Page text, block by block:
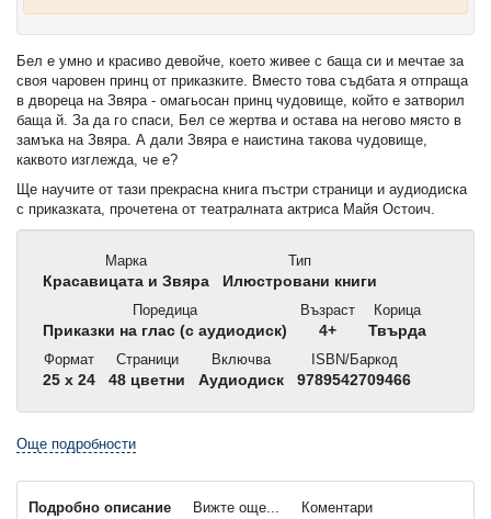
Бел е умно и красиво девойче, което живее с баща си и мечтае за
своя чаровен принц от приказките. Вместо това съдбата я отпраща
в двореца на Звяра - омагьосан принц чудовище, който е затворил
баща й. За да го спаси, Бел се жертва и остава на негово място в
замъка на Звяра. А дали Звяра е наистина такова чудовище,
каквото изглежда, че е?
Ще научите от тази прекрасна книга пъстри страници и аудиодиска
с приказката, прочетена от театралната актриса Майя Остоич.
Марка
Красавицата и Звяра
Тип
Илюстровани книги
Поредица
Приказки на глас (с аудиодиск)
Възраст
4+
Корица
Твърда
Формат
25 x 24
Страници
48 цветни
Включва
Аудиодиск
ISBN/Баркод
9789542709466
Още подробности
Подробно описание Вижте още... Коментари